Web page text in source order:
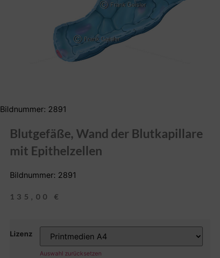
Bildnummer: 2891
Blutgefäße, Wand der Blutkapillare
mit Epithelzellen
Bildnummer: 2891
135,00 €
Lizenz
Auswahl zurücksetzen